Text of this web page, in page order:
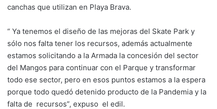
canchas que utilizan en Playa Brava.
“ Ya tenemos el diseño de las mejoras del Skate Park y
sólo nos falta tener los recursos, además actualmente
estamos solicitando a la Armada la concesión del sector
del Mangos para continuar con el Parque y transformar
todo ese sector, pero en esos puntos estamos a la espera
porque todo quedó detenido producto de la Pandemia y la
falta de recursos”, expuso el edil.